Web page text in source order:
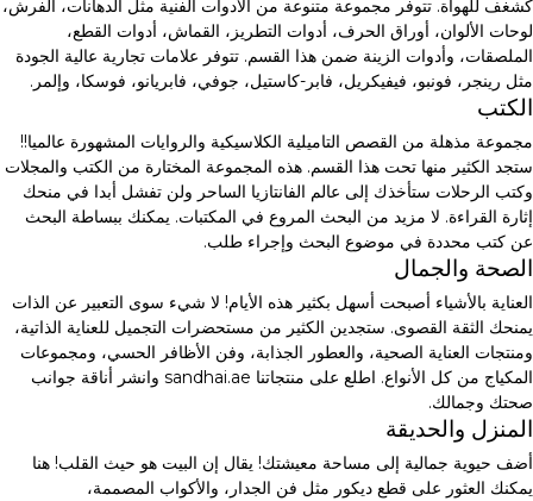
كشغف للهواة. تتوفر مجموعة متنوعة من الأدوات الفنية مثل الدهانات، الفرش،
لوحات الألوان، أوراق الحرف، أدوات التطريز، القماش، أدوات القطع،
الملصقات، وأدوات الزينة ضمن هذا القسم. تتوفر علامات تجارية عالية الجودة
مثل رينجر، فونبو، فيفيكريل، فابر-كاستيل، جوفي، فابريانو، فوسكا، وإلمر.
الكتب
مجموعة مذهلة من القصص التاميلية الكلاسيكية والروايات المشهورة عالميا!!
ستجد الكثير منها تحت هذا القسم. هذه المجموعة المختارة من الكتب والمجلات
وكتب الرحلات ستأخذك إلى عالم الفانتازيا الساحر ولن تفشل أبدا في منحك
إثارة القراءة. لا مزيد من البحث المروع في المكتبات. يمكنك ببساطة البحث
عن كتب محددة في موضوع البحث وإجراء طلب.
الصحة والجمال
العناية بالأشياء أصبحت أسهل بكثير هذه الأيام! لا شيء سوى التعبير عن الذات
يمنحك الثقة القصوى. ستجدين الكثير من مستحضرات التجميل للعناية الذاتية،
ومنتجات العناية الصحية، والعطور الجذابة، وفن الأظافر الحسي، ومجموعات
المكياج من كل الأنواع. اطلع على منتجاتنا sandhai.ae وانشر أناقة جوانب
صحتك وجمالك.
المنزل والحديقة
أضف حيوية جمالية إلى مساحة معيشتك! يقال إن البيت هو حيث القلب! هنا
يمكنك العثور على قطع ديكور مثل فن الجدار، والأكواب المصممة،